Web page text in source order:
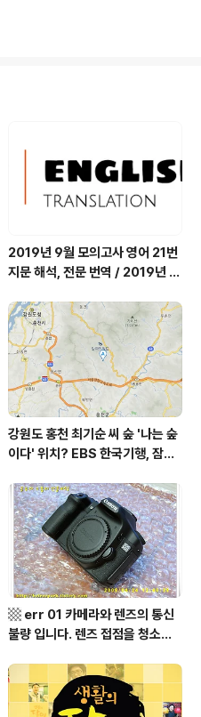
강..
습도에 신경을
금 안 좋네요
07:30 공
부시 날씨, 경
늘 날씨, 건조
2019년 9월 모의고사 영어 21번
지문 해석, 전문 번역 / 2019년 9
역, 평가원 2019년 고3 9월 영어
영역 외국어영역 전문 해석, Engli
sh to Korean translation
강원도 홍천 최기순 씨 숲 '나는 숲
이다' 위치? EBS 한국기행, 잠시
군 최기순 씨 캠핑장 펜션 어디? /
강원도 홍천군 가볼 만한 곳, (구)
까르돈, kbs 인간극장
▩ err 01 카메라와 렌즈의 통신
불량 입니다. 렌즈 접점을 청소하